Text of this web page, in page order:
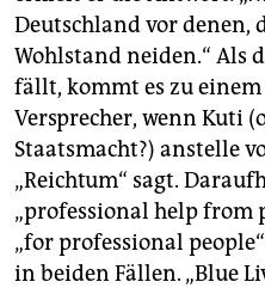
Deutschland vor denen,
Wohlstand neiden.“ Als
fällt, kommt es zu
Versprecher, wenn Kuti
Staatsmacht?) anstelle
„Reichtum“ sagt.
„professional help from
„for professional
in beiden Fällen. „Blue